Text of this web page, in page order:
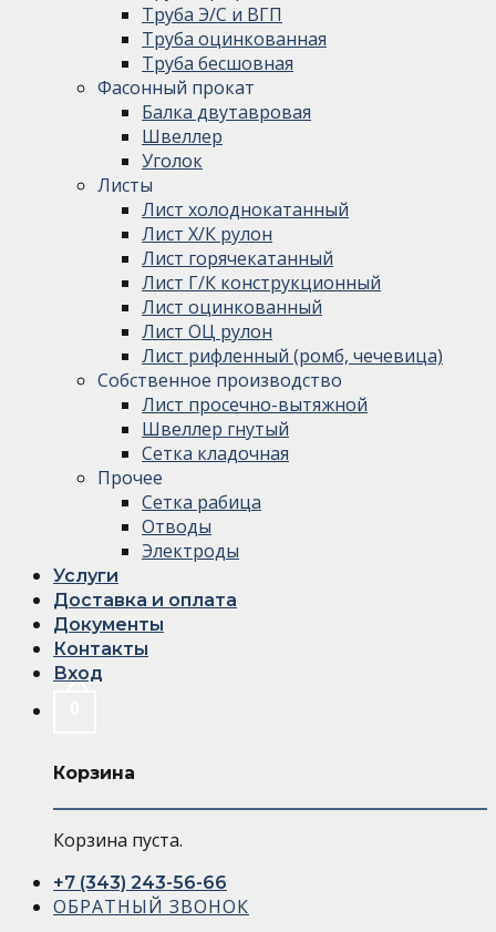
Труба Э/С и ВГП
Труба оцинкованная
Труба бесшовная
Фасонный прокат
Балка двутавровая
Швеллер
Уголок
Листы
Лист холоднокатанный
Лист Х/К рулон
Лист горячекатанный
Лист Г/К конструкционный
Лист оцинкованный
Лист ОЦ рулон
Лист рифленный (ромб, чечевица)
Собственное производство
Лист просечно-вытяжной
Швеллер гнутый
Сетка кладочная
Прочее
Сетка рабица
Отводы
Электроды
Услуги
Доставка и оплата
Документы
Контакты
Вход
Корзина
Корзина пуста.
+7 (343) 243-56-66
ОБРАТНЫЙ ЗВОНОК